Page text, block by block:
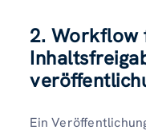
2. Workflow
Ein